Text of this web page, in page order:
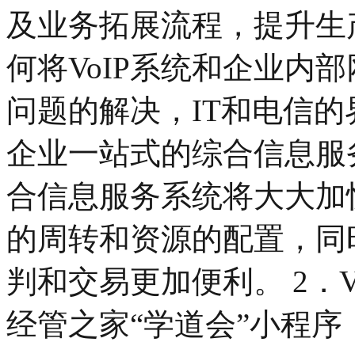
及业务拓展流程，提升
何将VoIP系统和企业内
问题的解决，IT和电信
企业一站式的综合信息
合信息服务系统将大大
的周转和资源的配置，
判和交易更加便利。 2．
经管之家“学道会”小程序